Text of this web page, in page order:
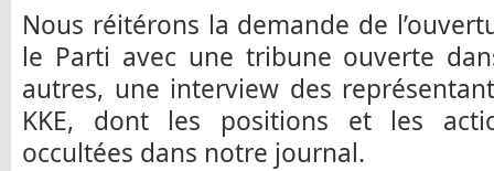
Nous réitérons la demande de
le Parti avec une tribune ouverte
autres, une interview des
KKE, dont les positions et les
occultées dans notre journal.